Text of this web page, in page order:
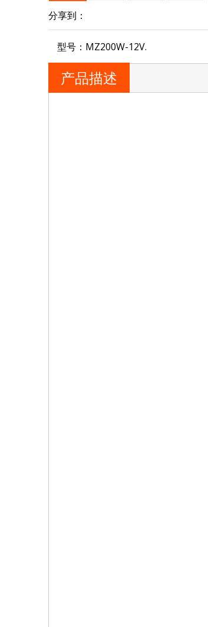
分享到：
型号： MZ200W-12V.
产品描述